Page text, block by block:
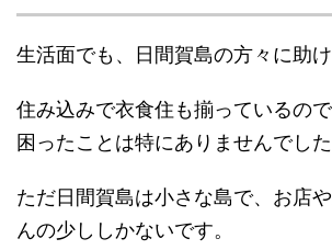
生活面でも、日間賀島の方々に助け
住み込みで衣食住も揃っているの
困ったことは特にありませんでした
ただ日間賀島は小さな島で、お店
んの少ししかないです。